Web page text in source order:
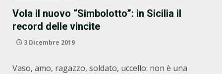
Vola il nuovo “Simbolotto”: in Sicilia il
record delle vincite
3 Dicembre 2019
Vaso, amo, ragazzo, soldato, uccello: non è una